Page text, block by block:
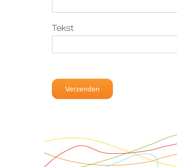
Tekst
Verzenden